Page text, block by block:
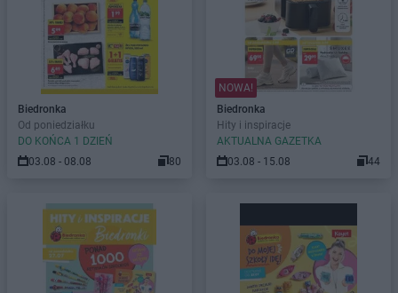
Biedronka
Od poniedziałku
DO KOŃCA 1 DZIEŃ
03.08 - 08.08
80
NOWA!
Biedronka
Hity i inspiracje
AKTUALNA GAZETKA
03.08 - 15.08
44